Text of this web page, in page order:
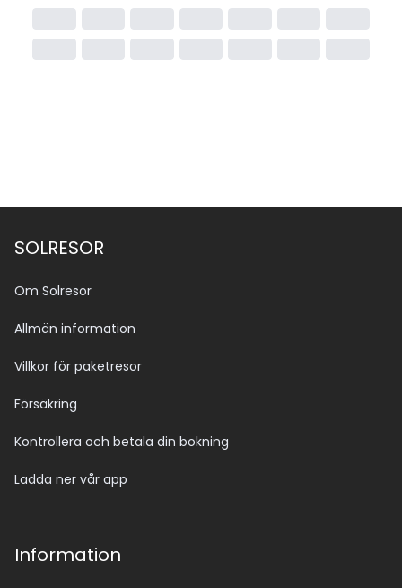
SOLRESOR
Om Solresor
Allmän information
Villkor för paketresor
Försäkring
Kontrollera och betala din bokning
Ladda ner vår app
Information